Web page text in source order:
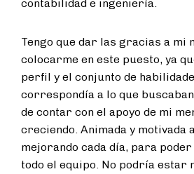
contabilidad e ingeniería.
Tengo que dar las gracias a mi
colocarme en este puesto, ya
perfil y el conjunto de
correspondía a lo que
de contar con el apoyo de mi
creciendo. Animada y motivada
mejorando cada día, para
todo el equipo. No podría estar